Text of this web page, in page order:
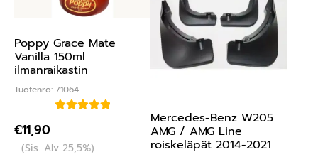
Poppy Grace Mate
Vanilla 150ml
ilmanraikastin
Tuotenro: 71064
5.00/ 5
€11,90
(Sis. Alv 25,5%)
Mercedes-Benz W205
AMG / AMG Line
roiskeläpät 2014-2021